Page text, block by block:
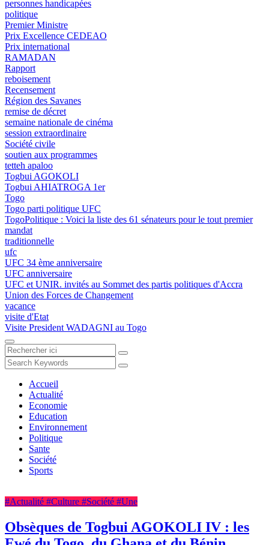
personnes handicapées
politique
Premier Ministre
Prix Excellence CEDEAO
Prix international
RAMADAN
Rapport
reboisement
Recensement
Région des Savanes
remise de décret
semaine nationale de cinéma
session extraordinaire
Société civile
soutien aux programmes
tetteh apaloo
Togbui AGOKOLI
Togbui AHIATROGA 1er
Togo
Togo parti politique UFC
TogoPolitique : Voici la liste des 61 sénateurs pour le tout premier
mandat
traditionnelle
ufc
UFC 34 ème anniversaire
UFC anniversaire
UFC et UNIR. invités au Sommet des partis politiques d'Accra
Union des Forces de Changement
vacance
visite d'Etat
Visite President WADAGNI au Togo
Accueil
Actualité
Economie
Education
Environnement
Politique
Sante
Société
Sports
#Actualité #Culture #Société #Une
Obsèques de Togbui AGOKOLI IV : les